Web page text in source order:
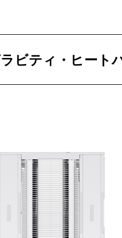
ビティ・ヒート